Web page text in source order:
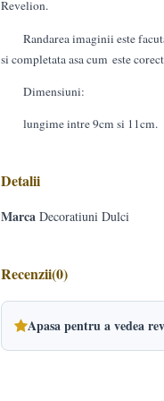
Revelion.
Randarea imaginii este
si completata asa cum este
Dimensiuni:
lungime intre 9cm si 11cm.
Detalii
Marca Decoratiuni Dulci
Recenzii(0)
Apasa pentru a vedea